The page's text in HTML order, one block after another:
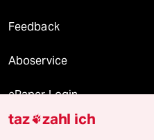
Feedback
Aboservice
ePaper Login
Downloads für Abonnierende
taz zahl ich